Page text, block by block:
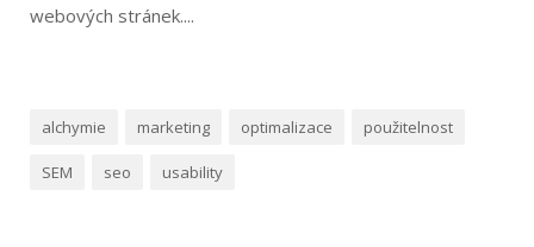
webových stránek....
alchymie marketing optimalizace použitelnost
SEM seo usability